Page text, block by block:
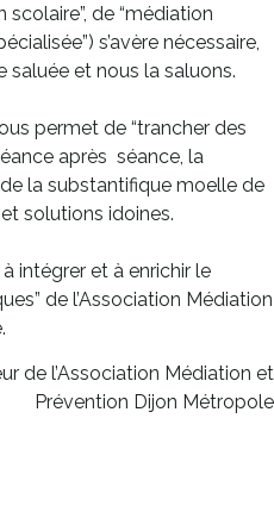
scolaire”, de “médiation
s’avère nécessaire,
saluée et nous la saluons.
permet de “trancher des
après séance, la
la substantifique moelle de
solutions idoines.
intégrer et à enrichir le
de l’Association Médiation
de l’Association Médiation et
Prévention Dijon Métropole